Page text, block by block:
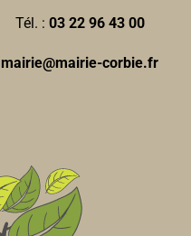
Tél. : 03 22 96 43 00
mairie@mairie-corbie.fr